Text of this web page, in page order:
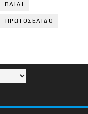
ΠΑΙΔΙ
ΠΡΩΤΟΣΕΛΙΔΟ